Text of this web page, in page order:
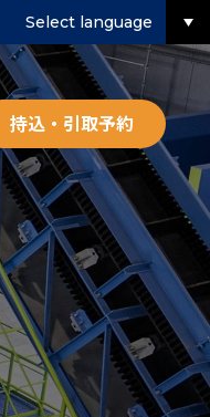
Select language
持込・引取予約